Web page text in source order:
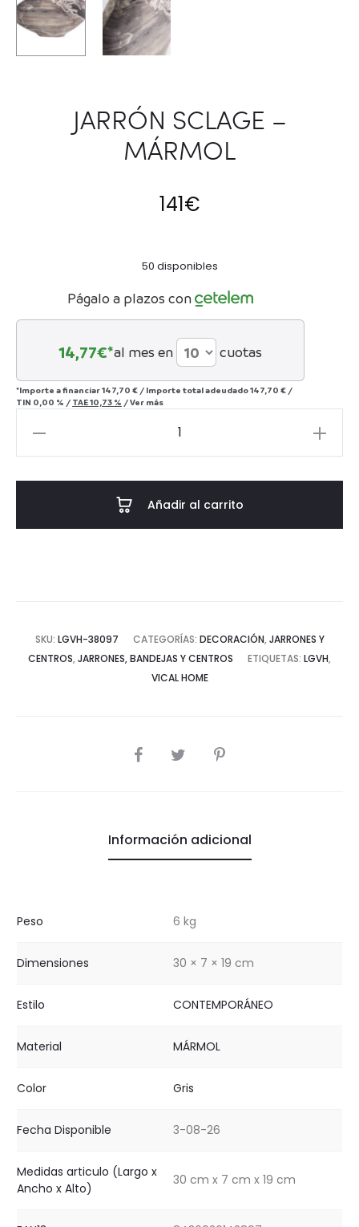
JARRÓN SCLAGE –
MÁRMOL
141€
50 disponibles
Págalo a plazos con
14,77€*al mes en cuotas
*Importe a financiar147,70 € / Importe total adeudado147,70 € /
TIN 0,00 % / TAE10,73 % /Ver más
Añadir al carrito
SKU: LGVH-38097 CATEGORÍAS: DECORACIÓN, JARRONES Y
CENTROS, JARRONES, BANDEJAS Y CENTROS ETIQUETAS: LGVH,
VICAL HOME
COMPARTIR
Información adicional
Peso 6 kg
Dimensiones 30 × 7 × 19 cm
Estilo CONTEMPORÁNEO
Material MÁRMOL
Color Gris
Fecha Disponible 3-08-26
Medidas articulo (Largo x
Ancho x Alto)
30 cm x 7 cm x 19 cm